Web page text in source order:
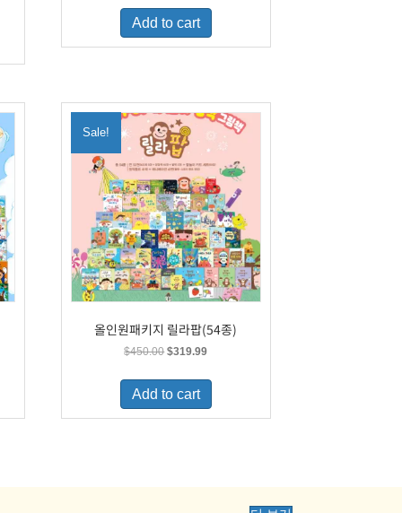
was:
$230.00.
is:
Add to cart
Sale!
올인원패키지 릴라팝(54종)
$450.00Original
was:
$450.00.
$319.99Current
is:
Add to cart